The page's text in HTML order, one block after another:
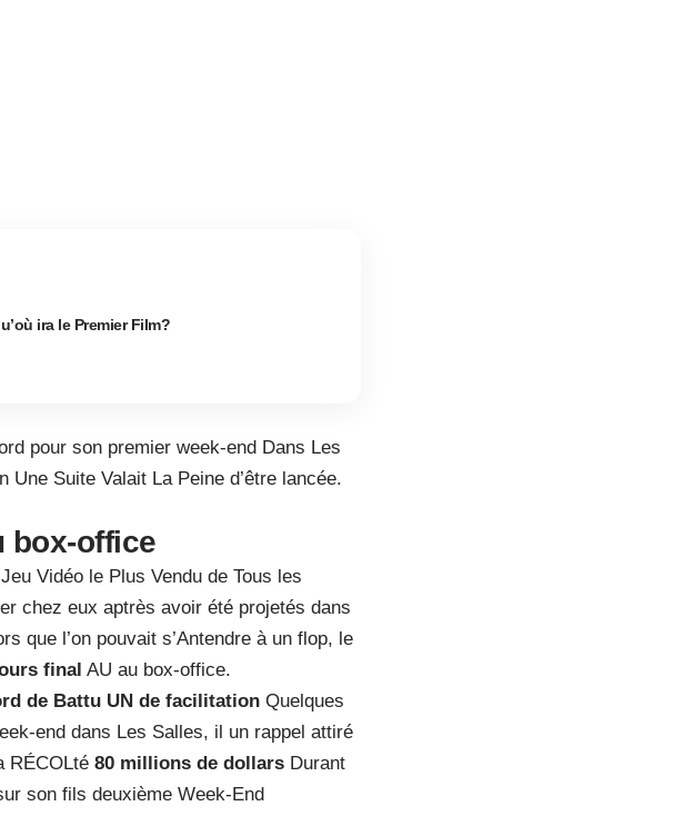
ira le Premier Film?
pour son premier week-end Dans Les
Une Suite Valait La Peine d’être lancée.
box-office
Vidéo le Plus Vendu de Tous les
chez eux aptrès avoir été projetés dans
que l’on pouvait s’Antendre à un flop, le
final AU au box-office.
de Battu UN de facilitation Quelques
end dans Les Salles, il un rappel attiré
RÉCOLté 80 millions de dollars Durant
son fils deuxième Week-End